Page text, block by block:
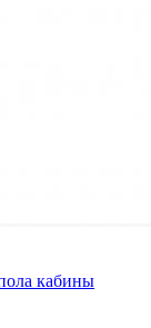
кабины